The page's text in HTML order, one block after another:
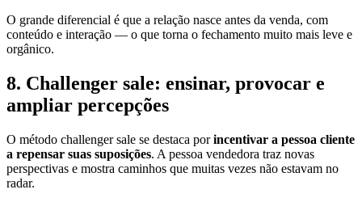
O grande diferencial é que a relação nasce antes da venda, com
conteúdo e interação — o que torna o fechamento muito mais leve e
orgânico.
8. Challenger sale: ensinar, provocar e
ampliar percepções
O método challenger sale se destaca porincentivar a pessoa cliente
a repensar suas suposições. A pessoa vendedora traz novas
perspectivas e mostra caminhos que muitas vezes não estavam no
radar.